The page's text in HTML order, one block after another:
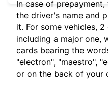
In case of
the driver's name and
it. For some vehicles,
including a major one,
cards bearing the
"electron", "maestro",
or on the back of your